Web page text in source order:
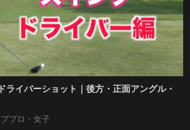
ライバーショット｜後方・正面アングル・
プロ・女子